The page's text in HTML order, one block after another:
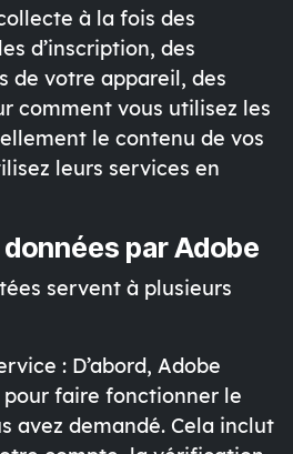
à la fois des
d’inscription, des
de votre appareil, des
comment vous utilisez les
le contenu de vos
leurs services en
par Adobe
servent à plusieurs
: D’abord, Adobe
faire fonctionner le
avez demandé. Cela inclut